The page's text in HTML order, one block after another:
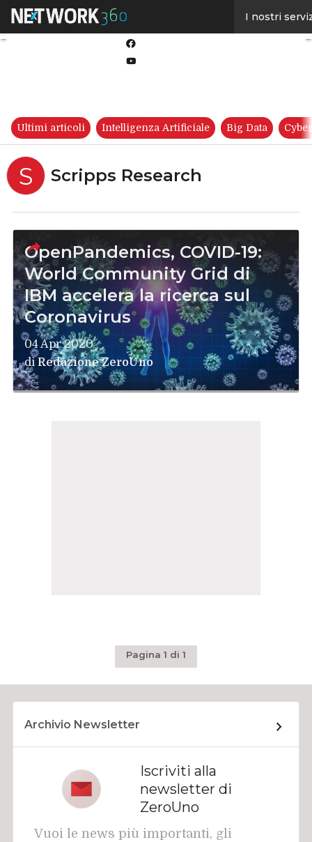
I nostri
Ultimi articoli Intelligenza Artificiale Big Data
S Scripps Research
OpenPandemics, COVID-19:
World Community Grid di
IBM accelera la ricerca sul
Coronavirus
04 Apr 2020
di Redazione ZeroUno
Pagina 1 di 1
Archivio Newsletter
Iscriviti alla
newsletter di
ZeroUno
Vuoi le news più importanti, gli